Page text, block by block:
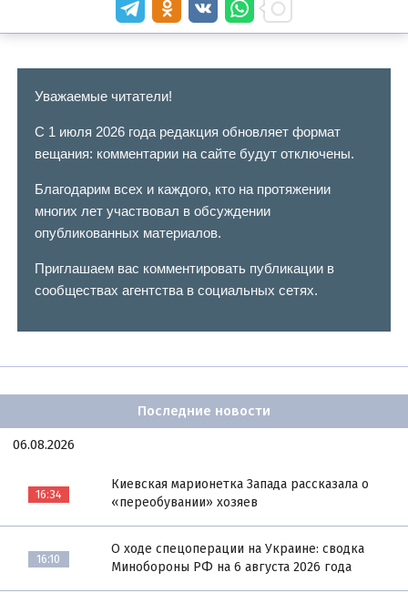
Уважаемые читатели!
С 1 июля 2026 года редакция обновляет формат
вещания: комментарии на сайте будут отключены.
Благодарим всех и каждого, кто на протяжении
многих лет участвовал в обсуждении
опубликованных материалов.
Приглашаем вас комментировать публикации в
сообществах агентства в социальных сетях.
Последние новости
06.08.2026
16:34
Киевская марионетка Запада рассказала о
«переобувании» хозяев
16:10
О ходе спецоперации на Украине: сводка
Минобороны РФ на 6 августа 2026 года